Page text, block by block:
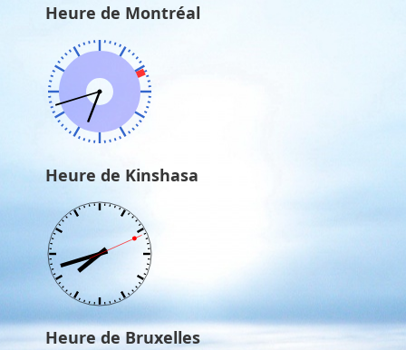
Heure de Montréal
Heure de Kinshasa
Heure de Bruxelles